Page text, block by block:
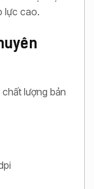
lực cao.
lượng bản